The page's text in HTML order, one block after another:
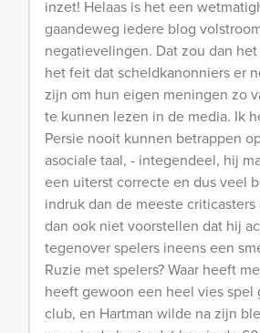
inzet! Helaas is het een
gaandeweg iedere blog
negatievelingen. Dat zou dan
het feit dat scheldkanonniers er
zijn om hun eigen meningen zo
te kunnen lezen in de media. Ik
Persie nooit kunnen betrappen
asociale taal, - integendeel, hij
een uiterst correcte en dus veel
indruk dan de meeste criticasters
dan ook niet voorstellen dat hij
tegenover spelers ineens een
Ruzie met spelers? Waar heeft
heeft gewoon een heel vies spel
club, en Hartman wilde na zijn